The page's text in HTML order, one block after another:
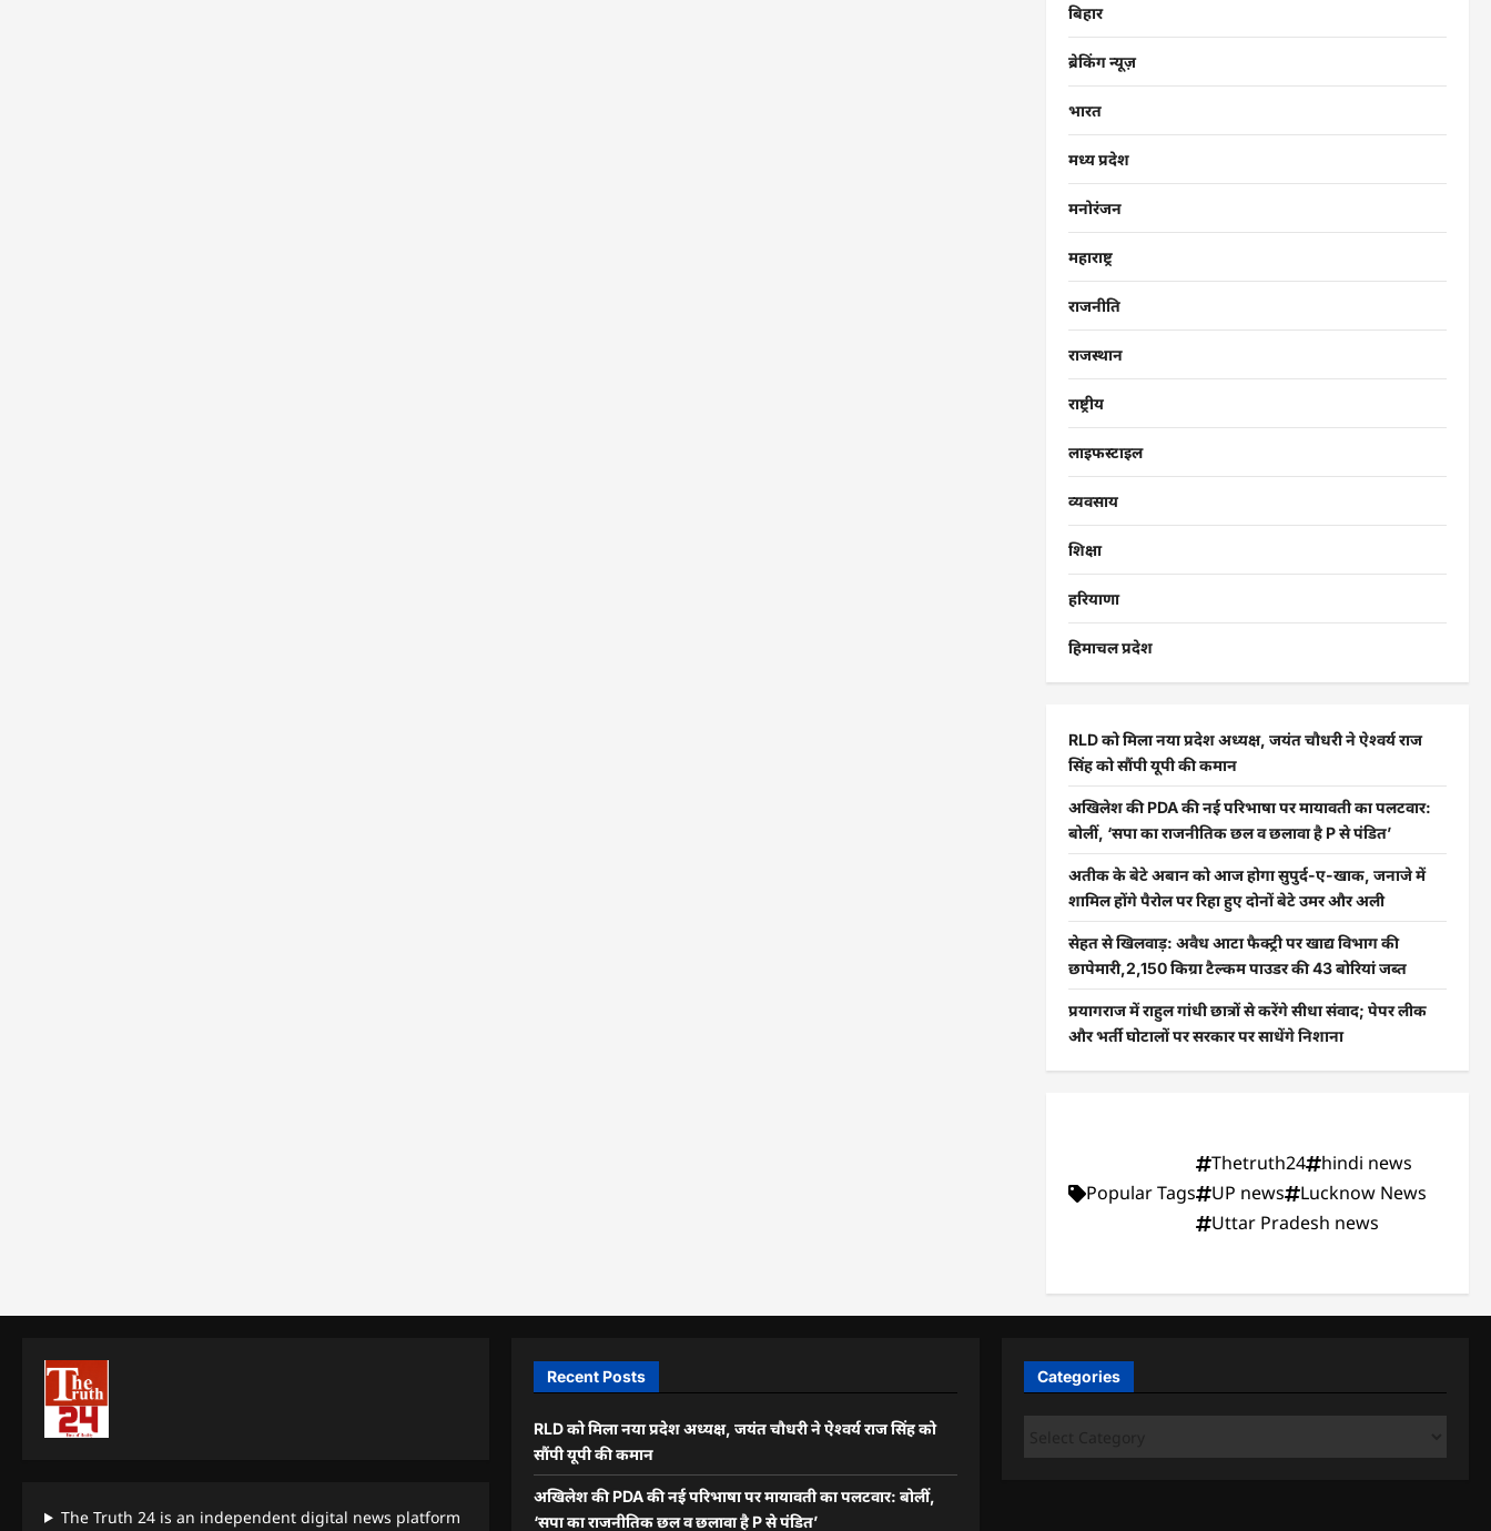
बिहार
ब्रेकिंग न्यूज़
भारत
मध्य प्रदेश
मनोरंजन
महाराष्ट्र
राजनीति
राजस्थान
राष्ट्रीय
लाइफस्टाइल
व्यवसाय
शिक्षा
हरियाणा
हिमाचल प्रदेश
RLD को मिला नया प्रदेश अध्यक्ष, जयंत चौधरी ने ऐश्वर्य राज
सिंह को सौंपी यूपी की कमान
अखिलेश की PDA की नई परिभाषा पर मायावती का पलटवार:
बोलीं, ‘सपा का राजनीतिक छल व छलावा है P से पंडित’
अतीक के बेटे अबान को आज होगा सुपुर्द-ए-खाक, जनाजे में
शामिल होंगे पैरोल पर रिहा हुए दोनों बेटे उमर और अली
सेहत से खिलवाड़: अवैध आटा फैक्ट्री पर खाद्य विभाग की
छापेमारी,2,150 किग्रा टैल्कम पाउडर की 43 बोरियां जब्त
प्रयागराज में राहुल गांधी छात्रों से करेंगे सीधा संवाद; पेपर लीक
और भर्ती घोटालों पर सरकार पर साधेंगे निशाना
Popular Tags
Thetruth24
hindi news
UP news
Lucknow News
Uttar Pradesh news
The Truth 24 is an independent digital news platform
Recent Posts
RLD को मिला नया प्रदेश अध्यक्ष, जयंत चौधरी ने ऐश्वर्य राज सिंह को
सौंपी यूपी की कमान
अखिलेश की PDA की नई परिभाषा पर मायावती का पलटवार: बोलीं,
‘सपा का राजनीतिक छल व छलावा है P से पंडित’
Categories